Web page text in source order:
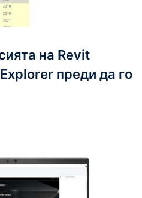
на Revit
преди да го